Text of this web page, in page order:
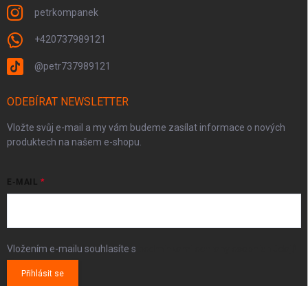
petrkompanek
+420737989121
@petr737989121
ODEBÍRAT NEWSLETTER
Vložte svůj e-mail a my vám budeme zasílat informace o nových
produktech na našem e-shopu.
E-MAIL
Vložením e-mailu souhlasíte s
Přihlásit se